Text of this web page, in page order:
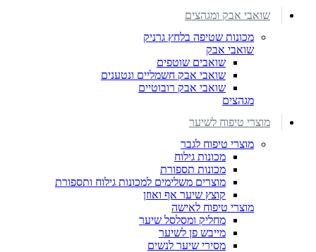
שואבי אבק ומגהצים
מכונות שטיפה בלחץ גרניק
שואבי אבק
שואבים שוטפים
שואבי אבק חשמליים ונטענים
שואבי אבק רובוטיים
מגהצים
מוצרי טיפוח לשיער
מוצרי טיפוח לגבר
מכונות גילוח
מכונות תספורת
מוצרים משלימים למכונות גילוח ותספורת
קוצץ שיער אף ואוזן
מוצרי טיפוח לאישה
מחליק ומסלסל שיער
מייבש פן לשיער
מסירי שיער לנשים